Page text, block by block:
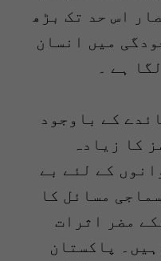
اس حد تک بڑھ
میں انسان
ہے ۔
کے باوجود
کا زیادہ
کے لئے بے
مسائل کا
مضر اثرات
پاکستان